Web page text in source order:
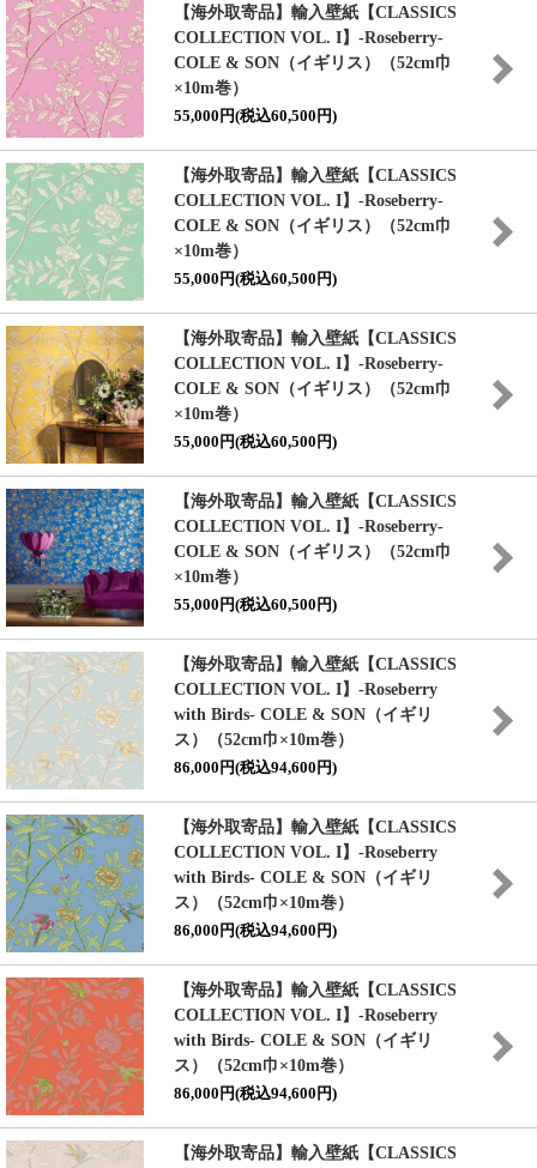
【海外取寄品】輸入壁紙【CLASSICS
COLLECTION VOL. I】 -Roseberry-
COLE & SON（イギリス）（52cm巾
×10m巻）
55,000円(税込60,500円)
【海外取寄品】輸入壁紙【CLASSICS
COLLECTION VOL. I】 -Roseberry-
COLE & SON（イギリス）（52cm巾
×10m巻）
55,000円(税込60,500円)
【海外取寄品】輸入壁紙【CLASSICS
COLLECTION VOL. I】 -Roseberry-
COLE & SON（イギリス）（52cm巾
×10m巻）
55,000円(税込60,500円)
【海外取寄品】輸入壁紙【CLASSICS
COLLECTION VOL. I】 -Roseberry-
COLE & SON（イギリス）（52cm巾
×10m巻）
55,000円(税込60,500円)
【海外取寄品】輸入壁紙【CLASSICS
COLLECTION VOL. I】 -Roseberry
with Birds- COLE & SON（イギリ
ス）（52cm巾×10m巻）
86,000円(税込94,600円)
【海外取寄品】輸入壁紙【CLASSICS
COLLECTION VOL. I】 -Roseberry
with Birds- COLE & SON（イギリ
ス）（52cm巾×10m巻）
86,000円(税込94,600円)
【海外取寄品】輸入壁紙【CLASSICS
COLLECTION VOL. I】 -Roseberry
with Birds- COLE & SON（イギリ
ス）（52cm巾×10m巻）
86,000円(税込94,600円)
【海外取寄品】輸入壁紙【CLASSICS